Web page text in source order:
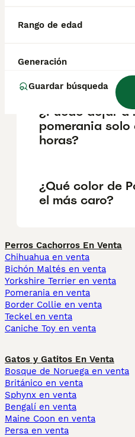
Rango de edad
Generación
Guardar búsqueda
mini toy?
¿Puedo dejar a
pomerania solo
horas?
¿Qué color de
el más caro?
Perros Cachorros En Venta
Chihuahua en venta
Bichón Maltés en venta
Yorkshire Terrier en venta
Pomerania en venta
Border Collie en venta
Teckel en venta
Caniche Toy en venta
Gatos y Gatitos En Venta
Bosque de Noruega en venta
Británico en venta
Sphynx en venta
Bengalí en venta
Maine Coon en venta
Persa en venta